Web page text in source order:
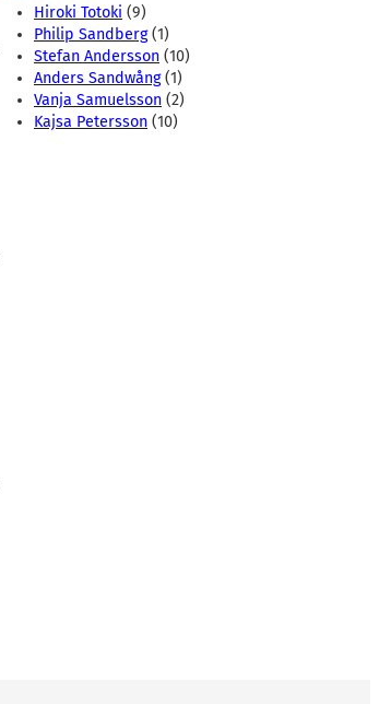
Hiroki Totoki (9)
Philip Sandberg(1)
Stefan Andersson (10)
Anders Sandwång(1)
Vanja Samuelsson (2)
Kajsa Petersson (10)